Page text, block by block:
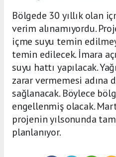
Bölgede 30 yıllık olan
verim alınamıyordu.
içme suyu temin
temin edilecek. İmara
suyu hattı yapılacak.
zarar vermemesi adına
sağlanacak. Böylece
engellenmiş olacak.
projenin yılsonunda
planlanıyor.